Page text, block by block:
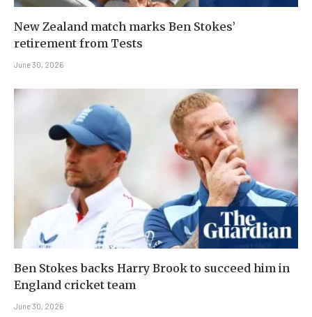
New Zealand match marks Ben Stokes’
retirement from Tests
June 30, 2026
Ben Stokes backs Harry Brook to succeed him in
England cricket team
June 30, 2026